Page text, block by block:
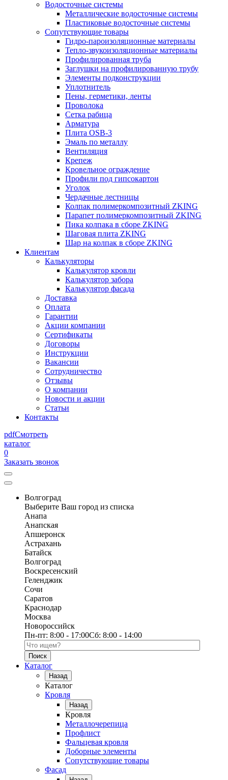
Водосточные системы
Металлические водосточные системы
Пластиковые водосточные системы
Сопутствующие товары
Гидро-пароизоляционные материалы
Тепло-звукоизоляционные материалы
Профилированная труба
Заглушки на профилированную трубу
Элементы подконструкции
Уплотнитель
Пены, герметики, ленты
Проволока
Сетка рабица
Арматура
Плита OSB-3
Эмаль по металлу
Вентиляция
Крепеж
Кровельное ограждение
Профили под гипсокартон
Уголок
Чердачные лестницы
Колпак полимеркомпозитный ZKING
Парапет полимеркомпозитный ZKING
Пика колпака в сборе ZKING
Шаговая плита ZKING
Шар на колпак в сборе ZKING
Клиентам
Калькуляторы
Калькулятор кровли
Калькулятор забора
Калькулятор фасада
Доставка
Оплата
Гарантии
Акции компании
Сертификаты
Договоры
Инструкции
Вакансии
Сотрудничество
Отзывы
О компании
Новости и акции
Статьи
Контакты
pdfСмотреть
каталог
0
Заказать звонок
Волгоград
Выберите Ваш город из списка
Анапа
Анапская
Апшеронск
Астрахань
Батайск
Волгоград
Воскресенский
Геленджик
Сочи
Саратов
Краснодар
Москва
Новороссийск
Пн-пт: 8:00 - 17:00Сб: 8:00 - 14:00
Поиск по каталогу
Каталог
Назад
Каталог
Кровля
Назад
Кровля
Металлочерепица
Профлист
Фальцевая кровля
Доборные элементы
Сопутствующие товары
Фасад